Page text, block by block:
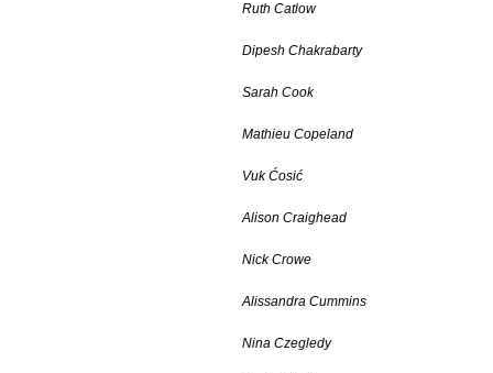
Ruth Catlow
Dipesh Chakrabarty
Sarah Cook
Mathieu Copeland
Vuk Ćosić
Alison Craighead
Nick Crowe
Alissandra Cummins
Nina Czegledy